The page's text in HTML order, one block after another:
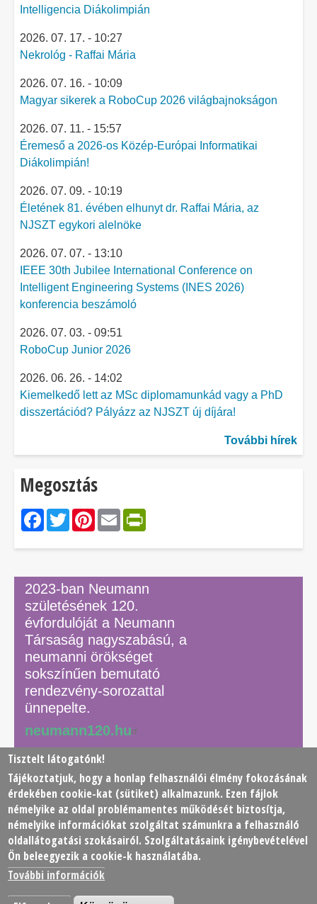
Intelligencia Diákolimpián
2026. 07. 17. - 10:27
Nekrológ - Raffai Mária
2026. 07. 16. - 10:09
Magyar sikerek a RoboCup 2026 világbajnokságon
2026. 07. 11. - 15:57
Éremeső a 2026-os Közép-Európai Informatikai
Diákolimpián!
2026. 07. 09. - 10:19
Életének 81. évében elhunyt dr. Raffai Mária, az
NJSZT egykori alelnöke
2026. 07. 07. - 13:10
IEEE 30th Jubilee International Conference on
Intelligent Engineering Systems (INES 2026)
konferencia beszámoló
2026. 07. 03. - 09:51
RoboCup Junior 2026
2026. 06. 26. - 14:02
Kiemelkedő lett az MSc diplomamunkád vagy a PhD
disszertációd? Pályázz az NJSZT új díjára!
További hírek
Megosztás
Facebook
Twitter
Pinterest
Email
2023-ban Neumann
születésének 120.
évfordulóját a Neumann
Társaság nagyszabású, a
neumanni örökséget
sokszínűen bemutató
rendezvény-sorozattal
ünnepelte.
neumann120.hu
© 2026 Neumann János Számítógéptudományi Társaság
(NJSZT)
Footer
menu
Adatkezelési tájékoztató Impresszum Kapcsolat
Tisztelt látogatónk!
Tájékoztatjuk, hogy a honlap felhasználói élmény fokozásának
érdekében cookie-kat (sütiket) alkalmazunk. Ezen fájlok
némelyike az oldal problémamentes működését biztosítja,
némelyike információkat szolgáltat számunkra a felhasználó
oldallátogatási szokásairól. Szolgáltatásaink igénybevételével
Ön beleegyezik a cookie-k használatába.
További információk